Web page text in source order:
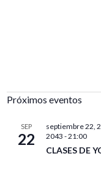
Próximos eventos
SEP
22
septiembre 22,
2043 - 21:00
CLASES DE